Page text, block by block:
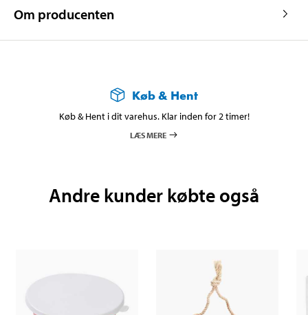
Om producenten
Køb & Hent
Køb & Hent i dit varehus. Klar inden for 2 timer!
LÆS MERE
Andre kunder købte også